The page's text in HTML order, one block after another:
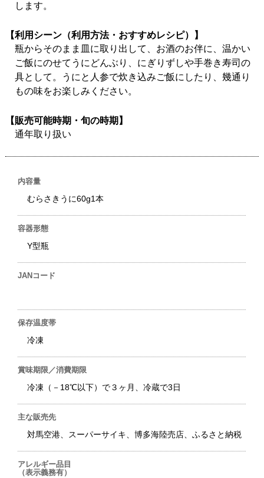
します。
【利用シーン（利用方法・おすすめレシピ）】
瓶からそのまま皿に取り出して、お酒のお伴に、温かい
ご飯にのせてうにどんぶり、にぎりずしや手巻き寿司の
具として。うにと人参で炊き込みご飯にしたり、幾通り
もの味をお楽しみください。
【販売可能時期・旬の時期】
通年取り扱い
内容量
むらさきうに60g1本
容器形態
Y型瓶
JANコード
保存温度帯
冷凍
賞味期限／消費期限
冷凍（－18℃以下）で３ヶ月、冷蔵で3日
主な販売先
対馬空港、スーパーサイキ、博多海陸売店、ふるさと納税
アレルギー品目
（表示義務有）